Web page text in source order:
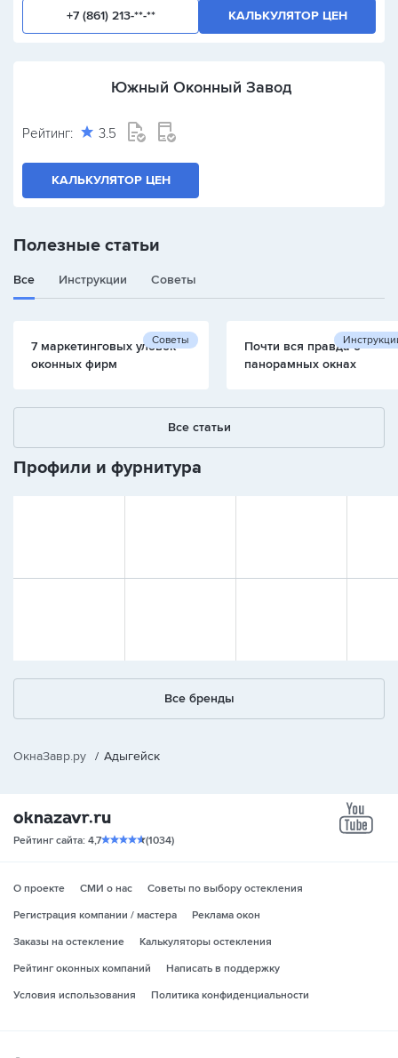
+7 (861) 213-**-** КАЛЬКУЛЯТОР ЦЕН
Южный Оконный Завод
Рейтинг: 3.5
КАЛЬКУЛЯТОР ЦЕН
Полезные статьи
Все Инструкции Советы
Советы
7 маркетинговых уловок
оконных фирм
Почти вся правда о
панорамных окнах
Все статьи
Профили и фурнитура
Все бренды
ОкнаЗавр.ру / Адыгейск
Рейтинг сайта: 4,7 (1034)
О проекте СМИ о нас
Советы по выбору остекления
Регистрация компании / мастера
Реклама окон
Заказы на остекление
Калькуляторы остекления
Рейтинг оконных компаний
Написать в поддержку
Условия использования
Политика конфиденциальности